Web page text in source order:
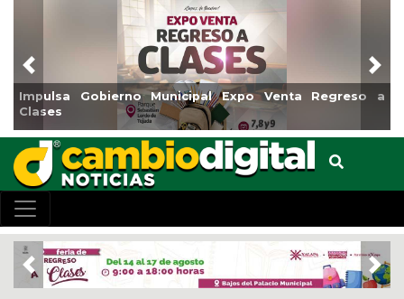
Impulsa Gobierno Municipal Expo Venta Regreso a
Clases
Previous
Previous